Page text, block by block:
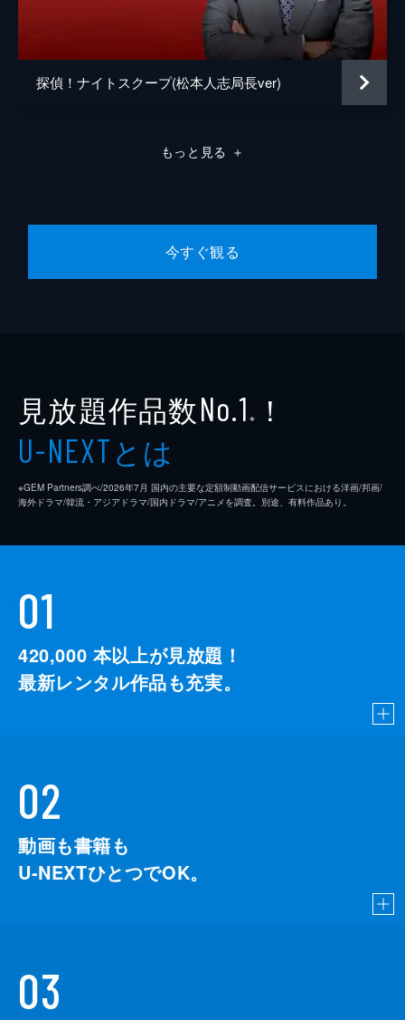
探偵！ナイトスクープ(松本人志局長ver)
もっと見る ＋
今すぐ観る
見放題作品数No.1 ※ ！
U-NEXTとは
※GEM Partners調べ/2026年7⽉ 国内の主要な定額制動画配信サービスにおける洋画/邦画/
海外ドラマ/韓流・アジアドラマ/国内ドラマ/アニメを調査。別途、有料作品あり。
01
420,000 本以上が見放題！
最新レンタル作品も充実。
02
動画も書籍も
U-NEXTひとつでOK。
03